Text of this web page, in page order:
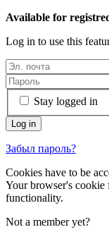
Available for
Log in to use this
Stay logged in
Забыл пароль?
Cookies have to be
Your browser's cookie
functionality.
Not a member yet?